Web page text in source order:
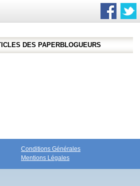
DES PAPERBLOGUEURS
Conditions Générales
Mentions Légales